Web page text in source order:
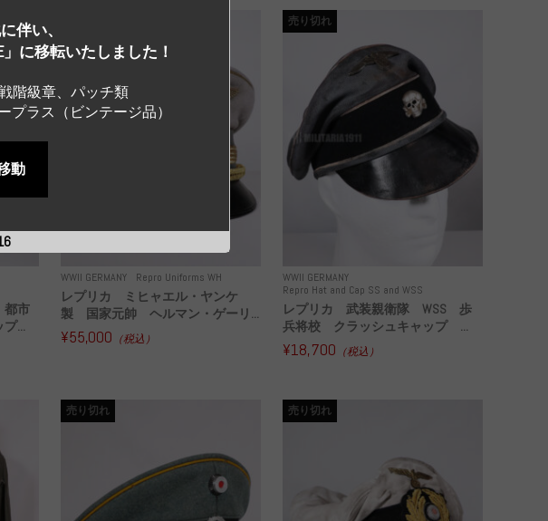
市
...
WWII GERMANY Repro Uniforms WH
レプリカ ミヒャエル・ヤンケ
製 国家元帥 ヘルマン・ゲーリ...
¥55,000 （税込）
WWII GERMANY
Repro Hat and Cap SS and WSS
売り切れ
レプリカ 武装親衛隊 WSS 歩
兵将校 クラッシュキャップ ...
¥18,700 （税込）
売り切れ 売り切れ
伴い、
」に移転いたしました！
戦階級章、パッチ類
プラス（ビンテージ品）
動